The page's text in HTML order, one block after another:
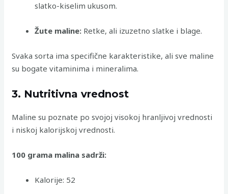
slatko-kiselim ukusom.
Žute maline: Retke, ali izuzetno slatke i blage.
Svaka sorta ima specifične karakteristike, ali sve maline
su bogate vitaminima i mineralima.
3. Nutritivna vrednost
Maline su poznate po svojoj visokoj hranljivoj vrednosti
i niskoj kalorijskoj vrednosti.
100 grama malina sadrži:
Kalorije: 52